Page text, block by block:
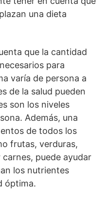
una dieta
que la cantidad
para
varía de persona a
de la salud pueden
son los niveles
Además, una
de todos los
frutas, verduras,
puede ayudar
los nutrientes
óptima.